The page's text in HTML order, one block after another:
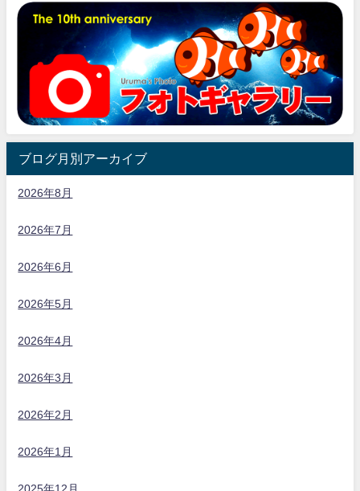
ブログ月別アーカイブ
2026年8月
2026年7月
2026年6月
2026年5月
2026年4月
2026年3月
2026年2月
2026年1月